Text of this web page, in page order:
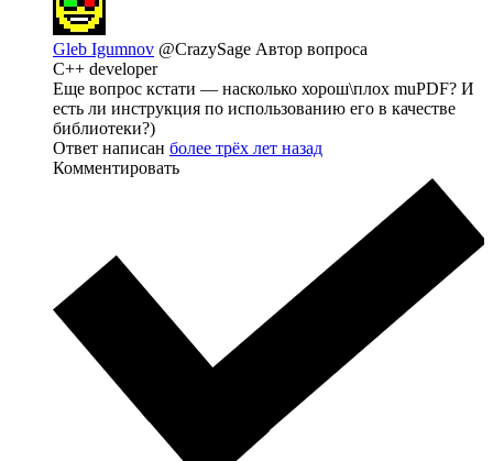
Gleb Igumnov @CrazySage Автор вопроса
C++ developer
Еще вопрос кстати — насколько хорош\плох muPDF? И
есть ли инструкция по использованию его в качестве
библиотеки?)
Ответ написан более трёх лет назад
Комментировать